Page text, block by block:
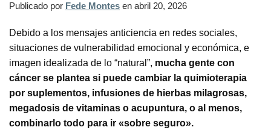
Publicado por Fede Montes en abril 20, 2026
Debido a los mensajes anticiencia en redes sociales,
situaciones de vulnerabilidad emocional y económica, e
imagen idealizada de lo “natural”, mucha gente con
cáncer se plantea si puede cambiar la quimioterapia
por suplementos, infusiones de hierbas milagrosas,
megadosis de vitaminas o acupuntura, o al menos,
combinarlo todo para ir «sobre seguro».